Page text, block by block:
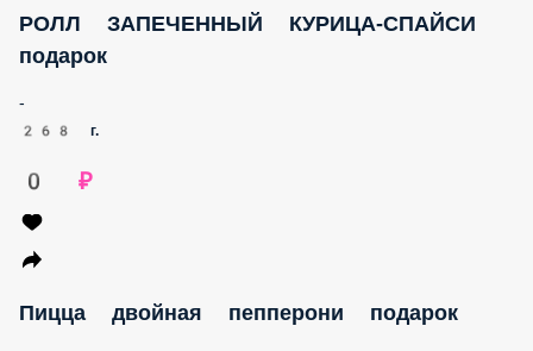
РОЛЛ ЗАПЕЧЕННЫЙ КУРИЦА-СПАЙСИ
подарок
-
268 г.
0 ₽
Пицца двойная пепперони подарок